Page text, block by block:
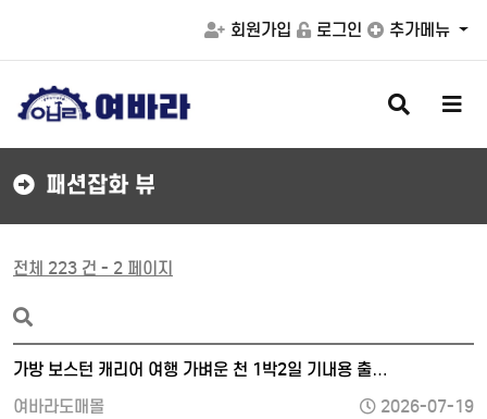
회원가입 로그인 추가메뉴
검
색
버
메
버
패션잡화 뷰
전체 223 건 - 2 페이지
가방 보스턴 캐리어 여행 가벼운 천 1박2일 기내용 출…
여바라도매몰
2026-07-19